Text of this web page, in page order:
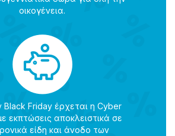
οικογένεια.
Friday έρχεται η Cyber
εκπτώσεις αποκλειστικά σε
είδη και άνοδο των